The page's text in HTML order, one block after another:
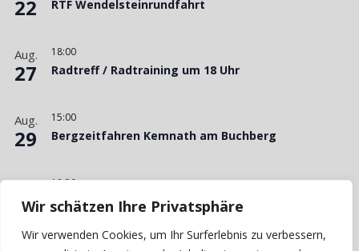
Wir schätzen Ihre Privatsphäre
Wir verwenden Cookies, um Ihr Surferlebnis zu verbessern,
22 RTF Wendelsteinrundfahrt
Aug.
27
18:00
Radtreff / Radtraining um 18 Uhr
Aug.
29
15:00
Bergzeitfahren Kemnath am Buchberg
31
18:30
Ende Radtreff 22